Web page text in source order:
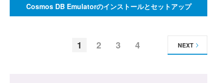
Cosmos DB Emulatorのインストールとセットアップ
1 2 3 4 NEXT